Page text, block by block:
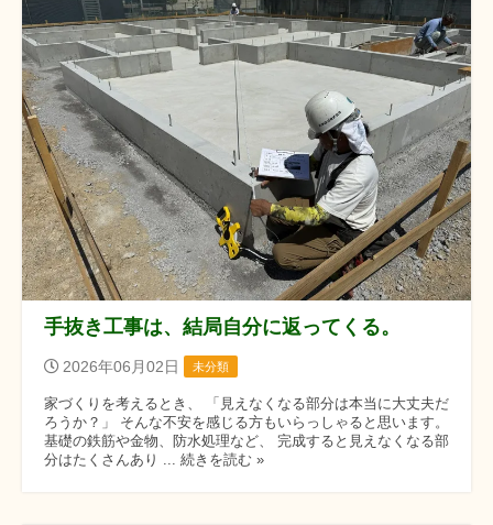
手抜き工事は、結局自分に返ってくる。
2026年06月02日 未分類
家づくりを考えるとき、 「見えなくなる部分は本当に大丈夫だ
ろうか？」 そんな不安を感じる方もいらっしゃると思います。
基礎の鉄筋や金物、防水処理など、 完成すると見えなくなる部
分はたくさんあり ... 続きを読む »